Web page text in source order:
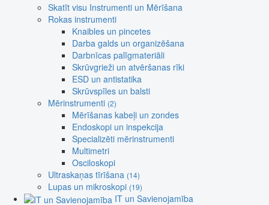
Skatīt visu Instrumenti un Mērīšana
Rokas instrumenti
Knaibles un pincetes
Darba galds un organizēšana
Darbnīcas palīgmateriāli
Skrūvgrieži un atvēršanas rīki
ESD un antistatika
Skrūvspīles un balsti
Mērinstrumenti (2)
Mērīšanas kabeļi un zondes
Endoskopi un inspekcija
Specializēti mērinstrumenti
Multimetri
Osciloskopi
Ultraskaņas tīrīšana (14)
Lupas un mikroskopi (19)
IT un Savienojamība